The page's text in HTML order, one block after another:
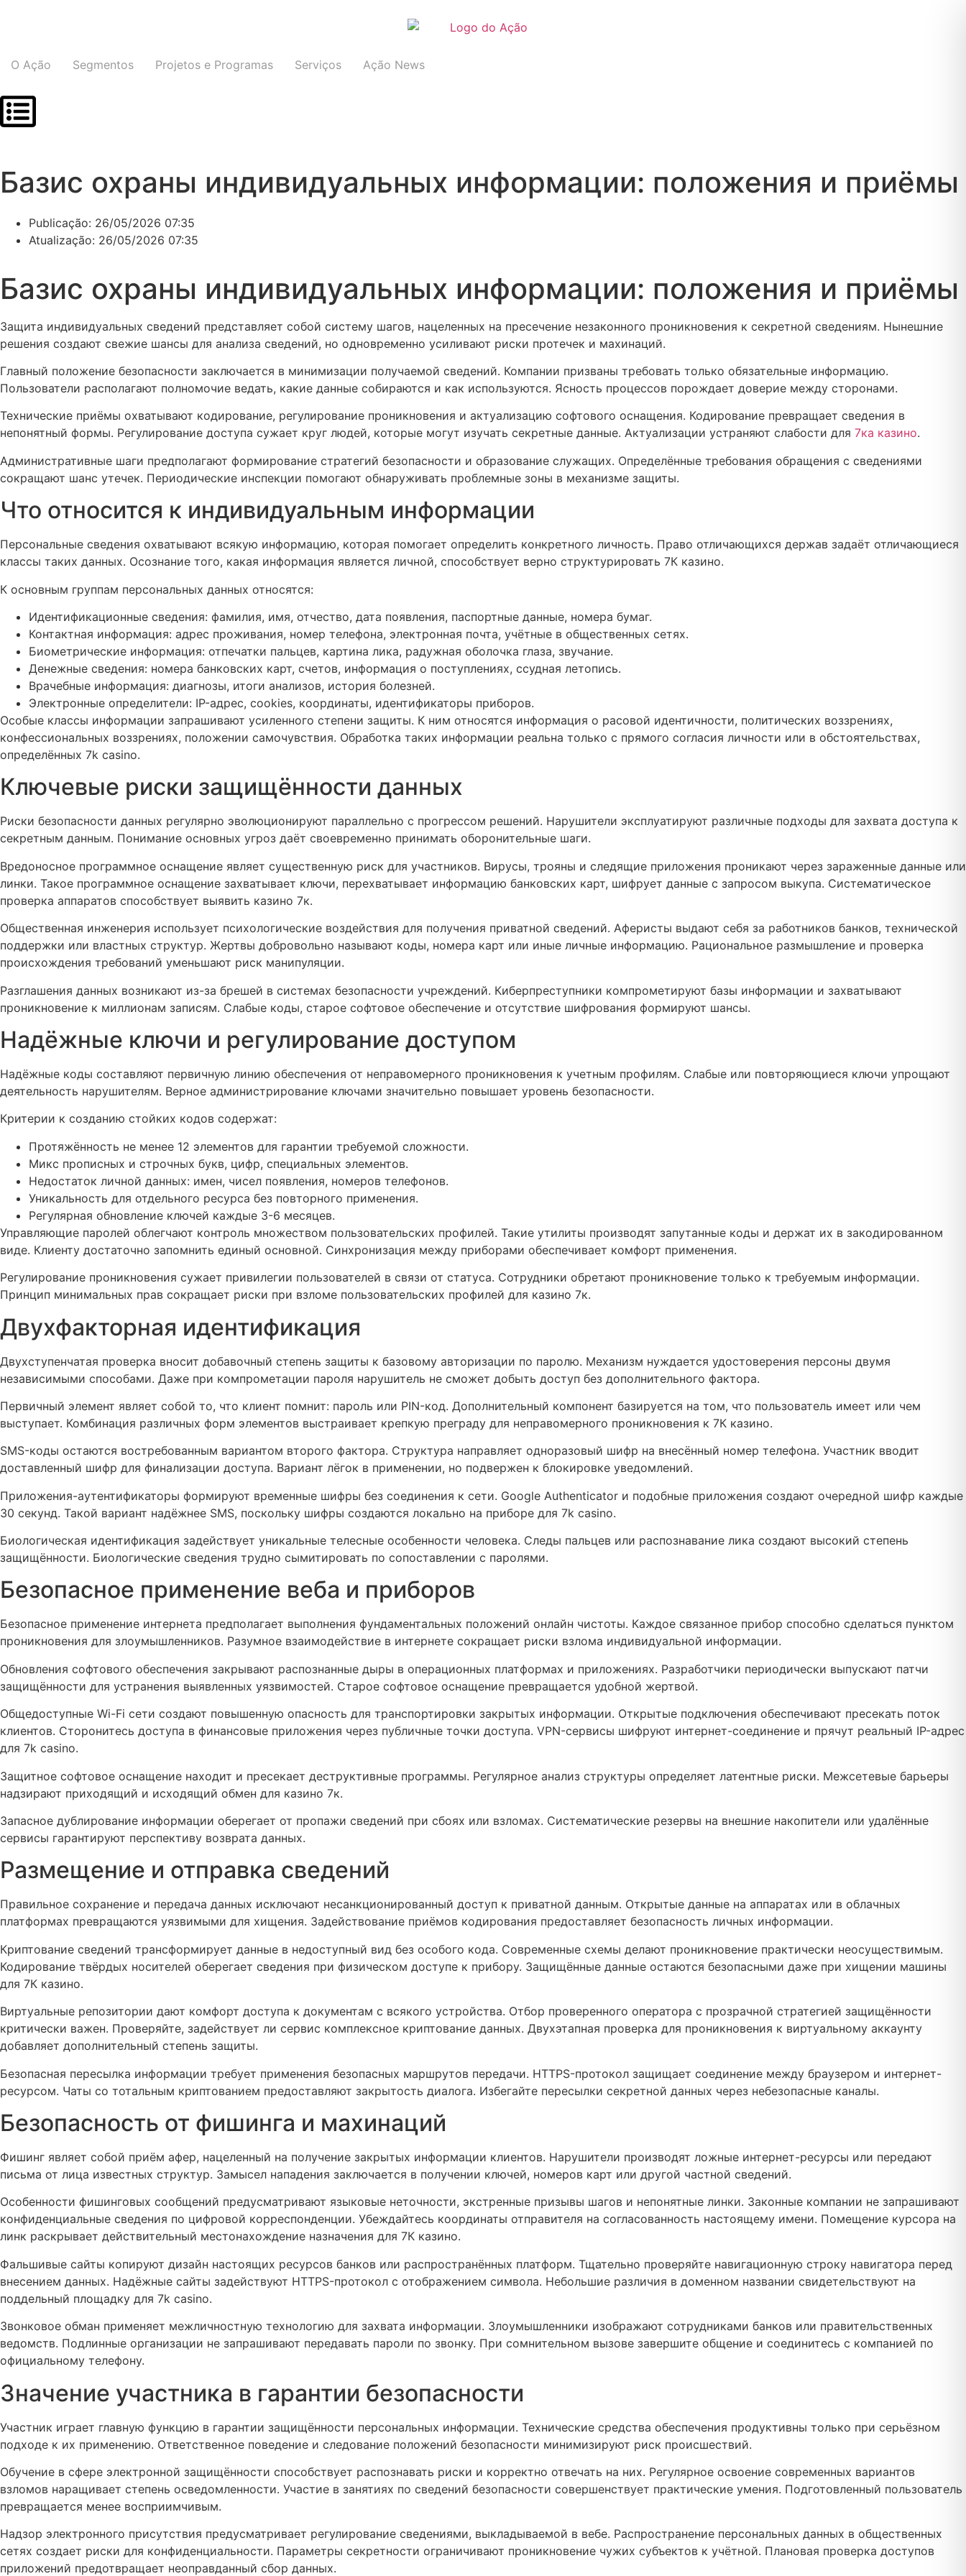
O Ação Segmentos Projetos e Programas Serviços Ação News
Базис охраны индивидуальных информации: положения и приёмы
Publicação: 26/05/2026 07:35
Atualização: 26/05/2026 07:35
Базис охраны индивидуальных информации: положения и приёмы
Защита индивидуальных сведений представляет собой систему шагов, нацеленных на пресечение незаконного проникновения к секретной сведениям. Нынешние
решения создают свежие шансы для анализа сведений, но одновременно усиливают риски протечек и махинаций.
Главный положение безопасности заключается в минимизации получаемой сведений. Компании призваны требовать только обязательные информацию.
Пользователи располагают полномочие ведать, какие данные собираются и как используются. Ясность процессов порождает доверие между сторонами.
Технические приёмы охватывают кодирование, регулирование проникновения и актуализацию софтового оснащения. Кодирование превращает сведения в
непонятный формы. Регулирование доступа сужает круг людей, которые могут изучать секретные данные. Актуализации устраняют слабости для 7ка казино.
Административные шаги предполагают формирование стратегий безопасности и образование служащих. Определённые требования обращения с сведениями
сокращают шанс утечек. Периодические инспекции помогают обнаруживать проблемные зоны в механизме защиты.
Что относится к индивидуальным информации
Персональные сведения охватывают всякую информацию, которая помогает определить конкретного личность. Право отличающихся держав задаёт отличающиеся
классы таких данных. Осознание того, какая информация является личной, способствует верно структурировать 7К казино.
К основным группам персональных данных относятся:
Идентификационные сведения: фамилия, имя, отчество, дата появления, паспортные данные, номера бумаг.
Контактная информация: адрес проживания, номер телефона, электронная почта, учётные в общественных сетях.
Биометрические информация: отпечатки пальцев, картина лика, радужная оболочка глаза, звучание.
Денежные сведения: номера банковских карт, счетов, информация о поступлениях, ссудная летопись.
Врачебные информация: диагнозы, итоги анализов, история болезней.
Электронные определители: IP-адрес, cookies, координаты, идентификаторы приборов.
Особые классы информации запрашивают усиленного степени защиты. К ним относятся информация о расовой идентичности, политических воззрениях,
конфессиональных воззрениях, положении самочувствия. Обработка таких информации реальна только с прямого согласия личности или в обстоятельствах,
определённых 7k casino.
Ключевые риски защищённости данных
Риски безопасности данных регулярно эволюционируют параллельно с прогрессом решений. Нарушители эксплуатируют различные подходы для захвата доступа к
секретным данным. Понимание основных угроз даёт своевременно принимать оборонительные шаги.
Вредоносное программное оснащение являет существенную риск для участников. Вирусы, трояны и следящие приложения проникают через зараженные данные или
линки. Такое программное оснащение захватывает ключи, перехватывает информацию банковских карт, шифрует данные с запросом выкупа. Систематическое
проверка аппаратов способствует выявить казино 7к.
Общественная инженерия использует психологические воздействия для получения приватной сведений. Аферисты выдают себя за работников банков, технической
поддержки или властных структур. Жертвы добровольно называют коды, номера карт или иные личные информацию. Рациональное размышление и проверка
происхождения требований уменьшают риск манипуляции.
Разглашения данных возникают из-за брешей в системах безопасности учреждений. Киберпреступники компрометируют базы информации и захватывают
проникновение к миллионам записям. Слабые коды, старое софтовое обеспечение и отсутствие шифрования формируют шансы.
Надёжные ключи и регулирование доступом
Надёжные коды составляют первичную линию обеспечения от неправомерного проникновения к учетным профилям. Слабые или повторяющиеся ключи упрощают
деятельность нарушителям. Верное администрирование ключами значительно повышает уровень безопасности.
Критерии к созданию стойких кодов содержат:
Протяжённость не менее 12 элементов для гарантии требуемой сложности.
Микс прописных и строчных букв, цифр, специальных элементов.
Недостаток личной данных: имен, чисел появления, номеров телефонов.
Уникальность для отдельного ресурса без повторного применения.
Регулярная обновление ключей каждые 3-6 месяцев.
Управляющие паролей облегчают контроль множеством пользовательских профилей. Такие утилиты производят запутанные коды и держат их в закодированном
виде. Клиенту достаточно запомнить единый основной. Синхронизация между приборами обеспечивает комфорт применения.
Регулирование проникновения сужает привилегии пользователей в связи от статуса. Сотрудники обретают проникновение только к требуемым информации.
Принцип минимальных прав сокращает риски при взломе пользовательских профилей для казино 7к.
Двухфакторная идентификация
Двухступенчатая проверка вносит добавочный степень защиты к базовому авторизации по паролю. Механизм нуждается удостоверения персоны двумя
независимыми способами. Даже при компрометации пароля нарушитель не сможет добыть доступ без дополнительного фактора.
Первичный элемент являет собой то, что клиент помнит: пароль или PIN-код. Дополнительный компонент базируется на том, что пользователь имеет или чем
выступает. Комбинация различных форм элементов выстраивает крепкую преграду для неправомерного проникновения к 7К казино.
SMS-коды остаются востребованным вариантом второго фактора. Структура направляет одноразовый шифр на внесённый номер телефона. Участник вводит
доставленный шифр для финализации доступа. Вариант лёгок в применении, но подвержен к блокировке уведомлений.
Приложения-аутентификаторы формируют временные шифры без соединения к сети. Google Authenticator и подобные приложения создают очередной шифр каждые
30 секунд. Такой вариант надёжнее SMS, поскольку шифры создаются локально на приборе для 7k casino.
Биологическая идентификация задействует уникальные телесные особенности человека. Следы пальцев или распознавание лика создают высокий степень
защищённости. Биологические сведения трудно сымитировать по сопоставлении с паролями.
Безопасное применение веба и приборов
Безопасное применение интернета предполагает выполнения фундаментальных положений онлайн чистоты. Каждое связанное прибор способно сделаться пунктом
проникновения для злоумышленников. Разумное взаимодействие в интернете сокращает риски взлома индивидуальной информации.
Обновления софтового обеспечения закрывают распознанные дыры в операционных платформах и приложениях. Разработчики периодически выпускают патчи
защищённости для устранения выявленных уязвимостей. Старое софтовое оснащение превращается удобной жертвой.
Общедоступные Wi-Fi сети создают повышенную опасность для транспортировки закрытых информации. Открытые подключения обеспечивают пресекать поток
клиентов. Сторонитесь доступа в финансовые приложения через публичные точки доступа. VPN-сервисы шифруют интернет-соединение и прячут реальный IP-адрес
для 7k casino.
Защитное софтовое оснащение находит и пресекает деструктивные программы. Регулярное анализ структуры определяет латентные риски. Межсетевые барьеры
надзирают приходящий и исходящий обмен для казино 7к.
Запасное дублирование информации оберегает от пропажи сведений при сбоях или взломах. Систематические резервы на внешние накопители или удалённые
сервисы гарантируют перспективу возврата данных.
Размещение и отправка сведений
Правильное сохранение и передача данных исключают несанкционированный доступ к приватной данным. Открытые данные на аппаратах или в облачных
платформах превращаются уязвимыми для хищения. Задействование приёмов кодирования предоставляет безопасность личных информации.
Криптование сведений трансформирует данные в недоступный вид без особого кода. Современные схемы делают проникновение практически неосуществимым.
Кодирование твёрдых носителей оберегает сведения при физическом доступе к прибору. Защищённые данные остаются безопасными даже при хищении машины
для 7К казино.
Виртуальные репозитории дают комфорт доступа к документам с всякого устройства. Отбор проверенного оператора с прозрачной стратегией защищённости
критически важен. Проверяйте, задействует ли сервис комплексное криптование данных. Двухэтапная проверка для проникновения к виртуальному аккаунту
добавляет дополнительный степень защиты.
Безопасная пересылка информации требует применения безопасных маршрутов передачи. HTTPS-протокол защищает соединение между браузером и интернет-
ресурсом. Чаты со тотальным криптованием предоставляют закрытость диалога. Избегайте пересылки секретной данных через небезопасные каналы.
Безопасность от фишинга и махинаций
Фишинг являет собой приём афер, нацеленный на получение закрытых информации клиентов. Нарушители производят ложные интернет-ресурсы или передают
письма от лица известных структур. Замысел нападения заключается в получении ключей, номеров карт или другой частной сведений.
Особенности фишинговых сообщений предусматривают языковые неточности, экстренные призывы шагов и непонятные линки. Законные компании не запрашивают
конфиденциальные сведения по цифровой корреспонденции. Убеждайтесь координаты отправителя на согласованность настоящему имени. Помещение курсора на
линк раскрывает действительный местонахождение назначения для 7К казино.
Фальшивые сайты копируют дизайн настоящих ресурсов банков или распространённых платформ. Тщательно проверяйте навигационную строку навигатора перед
внесением данных. Надёжные сайты задействуют HTTPS-протокол с отображением символа. Небольшие различия в доменном названии свидетельствуют на
поддельный площадку для 7k casino.
Звонковое обман применяет межличностную технологию для захвата информации. Злоумышленники изображают сотрудниками банков или правительственных
ведомств. Подлинные организации не запрашивают передавать пароли по звонку. При сомнительном вызове завершите общение и соединитесь с компанией по
официальному телефону.
Значение участника в гарантии безопасности
Участник играет главную функцию в гарантии защищённости персональных информации. Технические средства обеспечения продуктивны только при серьёзном
подходе к их применению. Ответственное поведение и следование положений безопасности минимизируют риск происшествий.
Обучение в сфере электронной защищённости способствует распознавать риски и корректно отвечать на них. Регулярное освоение современных вариантов
взломов наращивает степень осведомленности. Участие в занятиях по сведений безопасности совершенствует практические умения. Подготовленный пользователь
превращается менее восприимчивым.
Надзор электронного присутствия предусматривает регулирование сведениями, выкладываемой в вебе. Распространение персональных данных в общественных
сетях создает риски для конфиденциальности. Параметры секретности ограничивают проникновение чужих субъектов к учётной. Плановая проверка доступов
приложений предотвращает неоправданный сбор данных.